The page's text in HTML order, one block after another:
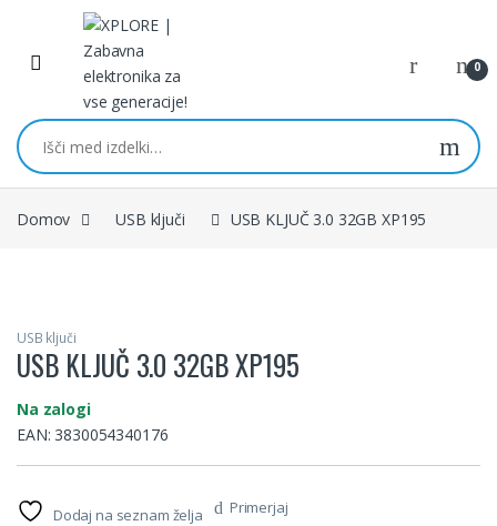
Skip to navigation
Skip to content
0
Išči:
Domov USB ključi USB KLJUČ 3.0 32GB XP195
USB ključi
USB KLJUČ 3.0 32GB XP195
Na zalogi
EAN: 3830054340176
Dodaj na seznam želja Primerjaj